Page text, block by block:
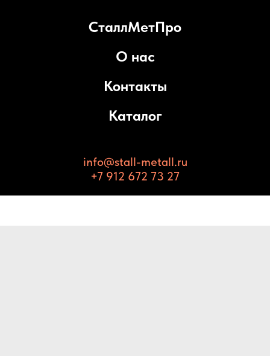
СталлМетПро
О нас
Контакты
Каталог
info@stall-metall.ru
+7 912 672 73 27